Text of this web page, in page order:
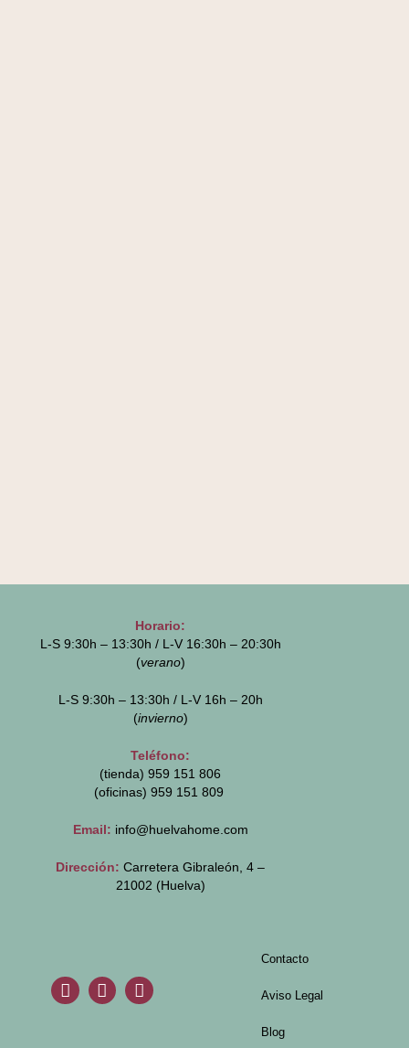
Horario:
L-S 9:30h – 13:30h / L-V 16:30h – 20:30h
(verano)
L-S 9:30h – 13:30h / L-V 16h – 20h
(invierno)
Teléfono:
(tienda) 959 151 806
(oficinas) 959 151 809
Email: info@huelvahome.com
Dirección: Carretera Gibraleón, 4 –
21002 (Huelva)
Contacto
Aviso Legal
Blog